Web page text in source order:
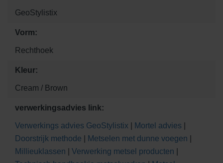
GeoStylistix
Vorm:
Rechthoek
Kleur:
Cream / Brown
verwerkingsadvies link:
Verwerkings advies GeoStylistix Mortel advies
Doorstrijk methode
Metselen met dunne voegen
Millieuklassen
Verwerking metsel producten